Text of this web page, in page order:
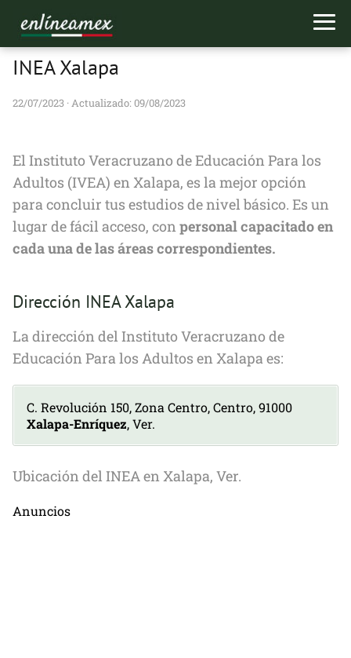
INEA Xalapa
22/07/2023 · Actualizado: 09/08/2023
El Instituto Veracruzano de Educación Para los
Adultos (IVEA) en Xalapa, es la mejor opción
para concluir tus estudios de nivel básico. Es un
lugar de fácil acceso, conpersonal capacitado en
cada una de las áreas correspondientes.
Dirección INEA Xalapa
La dirección del Instituto Veracruzano de
Educación Para los Adultos en Xalapa es:
C. Revolución 150, Zona Centro, Centro, 91000
Xalapa-Enríquez, Ver.
Ubicación del INEA en Xalapa, Ver.
Anuncios